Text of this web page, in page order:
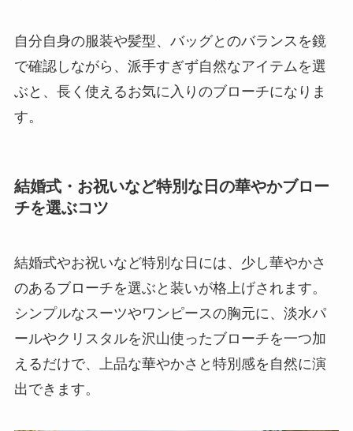
自分自身の服装や髪型、バッグとのバランスを鏡
で確認しながら、派手すぎず自然なアイテムを選
ぶと、長く使えるお気に入りのブローチになりま
す。
結婚式・お祝いなど特別な日の華やかブロー
チを選ぶコツ
結婚式やお祝いなど特別な日には、少し華やかさ
のあるブローチを選ぶと装いが格上げされます。
シンプルなスーツやワンピースの胸元に、淡水パ
ールやクリスタルを沢山使ったブローチを一つ加
えるだけで、上品な華やかさと特別感を自然に演
出できます。